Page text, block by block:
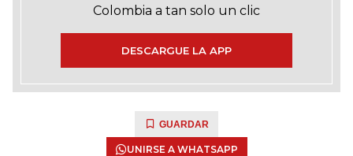
Colombia a tan solo un clic
DESCARGUE LA APP
GUARDAR
UNIRSE A WHATSAPP